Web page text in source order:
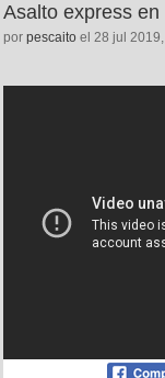
Asalto express
por pescaito el 28 jul